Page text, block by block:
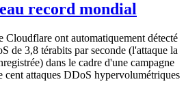
record mondial
Cloudflare ont automatiquement détecté
de 3,8 térabits par seconde (l'attaque la
dans le cadre d'une campagne
cent attaques DDoS hypervolumétriques